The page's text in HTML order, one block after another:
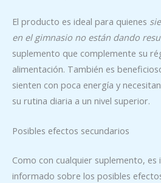
El producto es ideal para quienes
en el gimnasio no están dando
suplemento que complemente su
alimentación. También es
sienten con poca energía y
su rutina diaria a un nivel superior.
Posibles efectos secundarios
Como con cualquier suplemento,
informado sobre los posibles